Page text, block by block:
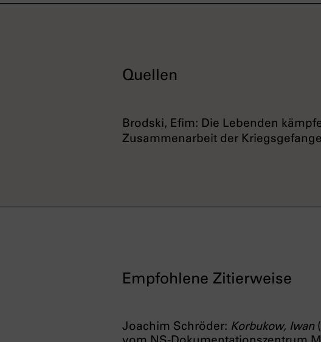
Quellen
Brodski, Efim: Die Lebenden
Zusammenarbeit der
Empfohlene Zitierweise
Joachim Schröder: Korbukow, Iwan